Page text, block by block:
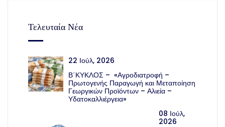
Τελευταία Νέα
22 Ιούλ, 2026
Β΄ΚΥΚΛΟΣ – «Αγροδιατροφή –
Πρωτογενής Παραγωγή και Μεταποίηση
Γεωργικών Προϊόντων – Αλιεία –
Υδατοκαλλιέργεια»
08 Ιούλ,
2026